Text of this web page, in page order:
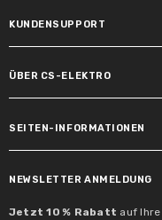
Nein
nein
KUNDENSUPPORT
ÜBER CS-ELEKTRO
SEITEN-INFORMATIONEN
NEWSLETTER ANMELDUNG
Jetzt 10 % Rabatt auf